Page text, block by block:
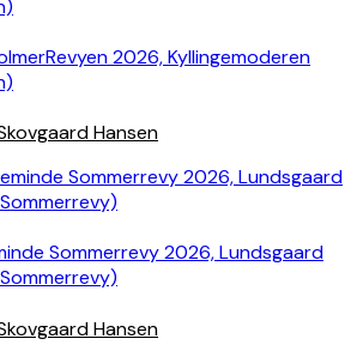
2026, Kyllingemoderen
Hansen
Sommerrevy 2026, Lundsgaard
Hansen